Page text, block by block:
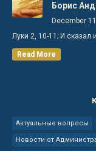
Борис
December
Луки 2, 10-11; И сказал
Read More
Актуальные вопросы
Новости от